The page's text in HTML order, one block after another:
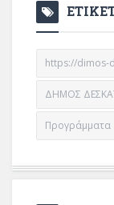
https://dimos-
ΔΗΜΟΣ
Προγράμματα